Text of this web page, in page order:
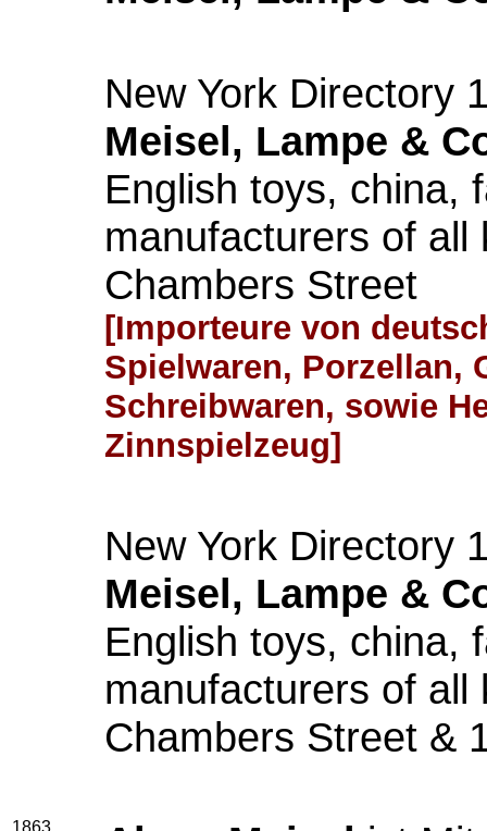
New York Directory
Meisel, Lampe &
English toys, china,
manufacturers of
Chambers Street
[Importeure von
Spielwaren, Porzellan,
Schreibwaren, sowie
Zinnspielzeug]
New York Directory
Meisel, Lampe &
English toys, china,
manufacturers of
Chambers Street &
1863